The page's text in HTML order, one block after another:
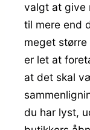
valgt at give
til mere end
meget
er let at
at det skal
du har lyst,